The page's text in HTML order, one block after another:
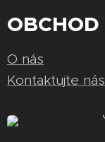
OBCHOD
O nás
Kontaktujte nás